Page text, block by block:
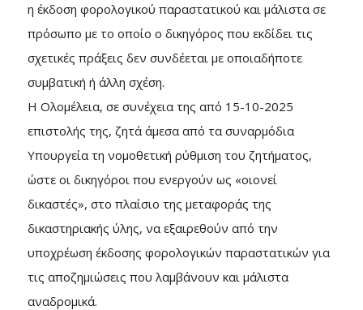
η έκδοση φορολογικού παραστατικού και μάλιστα σε
πρόσωπο με το οποίο ο δικηγόρος που εκδίδει τις
σχετικές πράξεις δεν συνδέεται με οποιαδήποτε
συμβατική ή άλλη σχέση.
Η Ολομέλεια, σε συνέχεια της από 15-10-2025
επιστολής της, ζητά άμεσα από τα συναρμόδια
Υπουργεία τη νομοθετική ρύθμιση του ζητήματος,
ώστε οι δικηγόροι που ενεργούν ως «οιονεί
δικαστές», στο πλαίσιο της μεταφοράς της
δικαστηριακής ύλης, να εξαιρεθούν από την
υποχρέωση έκδοσης φορολογικών παραστατικών για
τις αποζημιώσεις που λαμβάνουν και μάλιστα
αναδρομικά.